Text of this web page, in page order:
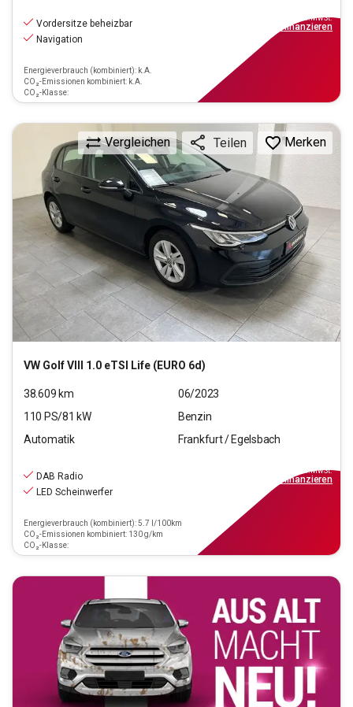
Vordersitze beheizbar
Navigation
Energieverbrauch (kombiniert): k.A.
CO₂-Emissionen kombiniert: k.A.
CO₂-Klasse:
inkl.MwSt.
finanzieren
VW Golf VIII 1.0 eTSI Life (EURO 6d)
Vergleichen Teilen Merken
38.609 km
06/2023
110 PS/81 kW
Benzin
Automatik
Frankfurt / Egelsbach
DAB Radio
LED Scheinwerfer
Energieverbrauch (kombiniert): 5.7 l/100km
CO₂-Emissionen kombiniert: 130 g/km
CO₂-Klasse:
inkl.MwSt.
finanzieren